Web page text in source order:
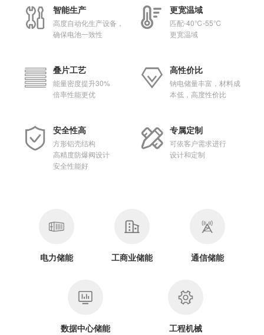
智能生产
高度自动化生产设备，
确保电池一致性
更宽温域
匹配-40℃-55℃
更宽温域
叠片工艺
能量密度提升30%
倍率性能更优
高性价比
钠电储量丰富，材料成
本低，高度性价比
安全性高
方形铝壳结构
高精度防爆阀设计
安全性能好
专属定制
可依客户需求进行
设计和定制
电力储能 工商业储能 通信储能
数据中心储能 工程机械